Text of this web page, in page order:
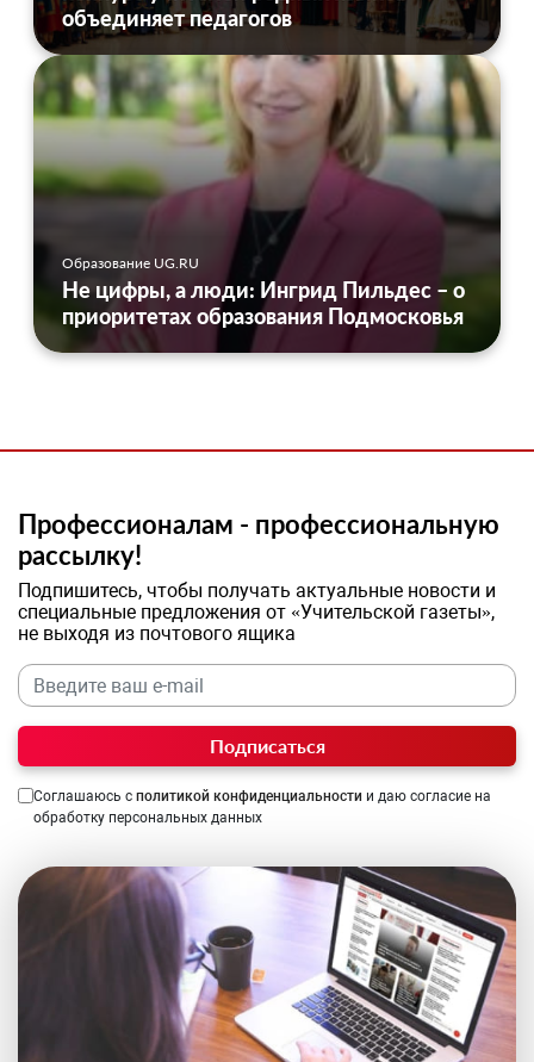
объединяет педагогов
Образование UG.RU
Не цифры, а люди: Ингрид Пильдес – о
приоритетах образования Подмосковья
Профессионалам - профессиональную
рассылку!
Подпишитесь, чтобы получать актуальные новости и
специальные предложения от «Учительской газеты»,
не выходя из почтового ящика
Подписаться
Соглашаюсь с политикой конфиденциальности и даю согласие на
обработку персональных данных